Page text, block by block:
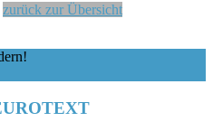
zurück zur Übersicht